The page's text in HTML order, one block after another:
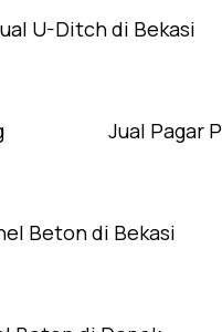
U-Ditch di Bekasi
Jual Pagar
Beton di Bekasi